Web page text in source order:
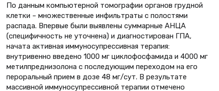
По данным компьютерной томографии органов грудной
клетки – множественные инфильтраты с полостями
распада. Впервые были выявлены суммарные АНЦА
(специфичность не уточнена) и диагностирован ГПА,
начата активная иммуносупрессивная терапия:
внутривенно введено 1000 мг циклофосфамида и 4000 мг
метилпреднизолона с последующим переходом на его
пероральный прием в дозе 48 мг/сут. В результате
массивной иммуносупрессивной терапии отмечено